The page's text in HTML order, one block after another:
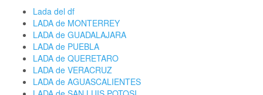
Lada del df
LADA de MONTERREY
LADA de GUADALAJARA
LADA de PUEBLA
LADA de QUERETARO
LADA de VERACRUZ
LADA de AGUASCALIENTES